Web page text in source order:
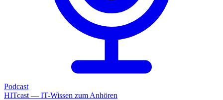
Podcast
HITcast — IT-Wissen zum Anhören